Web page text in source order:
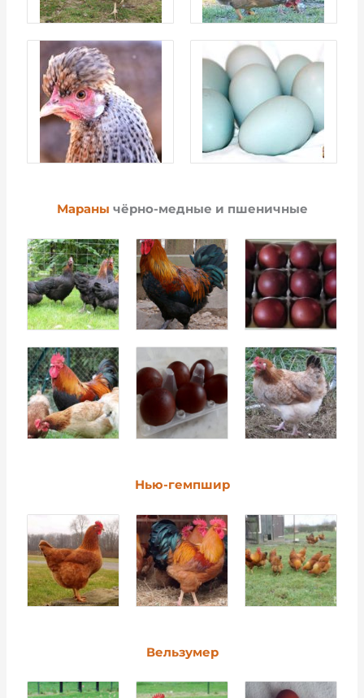
Мараны чёрно-медные и пшеничные
Нью-гемпшир
Вельзумер